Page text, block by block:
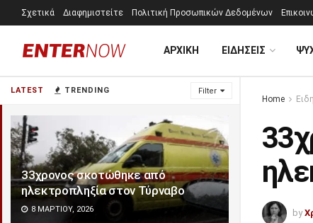
LATEST TRENDING Filter
33χρονος σκοτώθηκε από
ηλεκτροπληξία στον Τύρναβο
8 ΜΑΡΤΊΟΥ, 2026
Σχετικά Διαφημιστείτε Πολιτική Προσωπικών Δεδομένων
ΑΡΧΙΚΗ ΕΙΔΗΣΕΙΣ
Home
by